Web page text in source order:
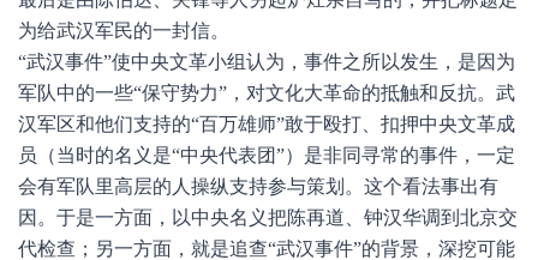
为给武汉军民的一封信。
“武汉事件”使中央文革小组认为，事件之所以发生，是因为
军队中的一些“保守势力”，对文化大革命的抵触和反抗。武
汉军区和他们支持的“百万雄师”敢于殴打、扣押中央文革成
员（当时的名义是“中央代表团”）是非同寻常的事件，一定
会有军队里高层的人操纵支持参与策划。这个看法事出有
因。于是一方面，以中央名义把陈再道、钟汉华调到北京交
代检查；另一方面，就是追查“武汉事件”的背景，深挖可能